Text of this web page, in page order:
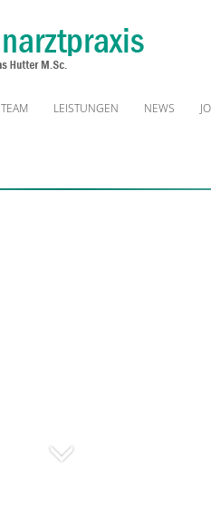
TEAM LEISTUNGEN NEWS